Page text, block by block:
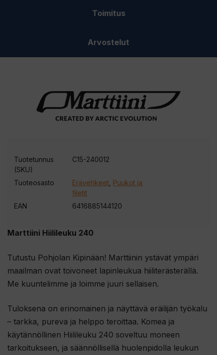
Toimitus
Arvostelut
Marttiini Hiilileuku 240
Tutustu Pohjolan Kipinään! Marttiinin ystävät ympäri
maailman ovat toivoneet lapinleukua hiiliterästerällä.
Me kuuntelimme ja loimme juuri sellaisen.
Tuloksena on erinomainen ja näyttävä eräilijän työkalu
– tarkka, pureva ja helppo teroittaa. Komea ja
käytännöllinen Hiilileuku 240 soveltuu moneen
tarkoitukseen, ja säännöllisellä huolenpidolla leukun
Tuotetunnus
(SKU)
C15-240012
Tuoteosasto Erävehkeet Puukot ja
filetit
EAN
6416885144120